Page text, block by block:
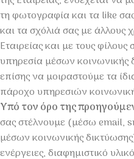
τη φωτογραφία και τα like
και τα σχόλιά σας με άλλους
Εταιρείας και με τους
υπηρεσία μέσων κοινωνικής
επίσης να μοιραστούμε τα
πάροχο υπηρεσιών
Υπό τον όρο της
σας στέλνουμε (μέσω email,
μέσων κοινωνικής
ενέργειες, διαφημιστικό